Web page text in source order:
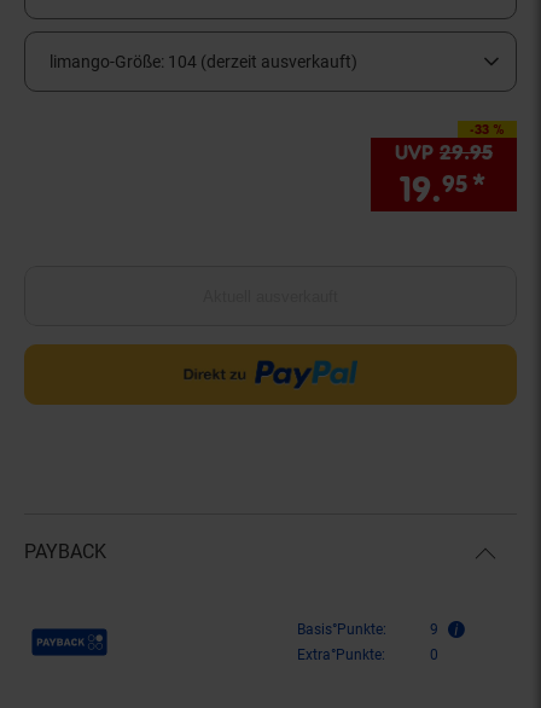
limango-Größe: 104 (derzeit ausverkauft)
-33 %
Sie Sparen 33
UVP 29.95
19.95 *
PAYBACK
Payback Punkte Basis°Punkte:
9
Extra°Punkte:
0